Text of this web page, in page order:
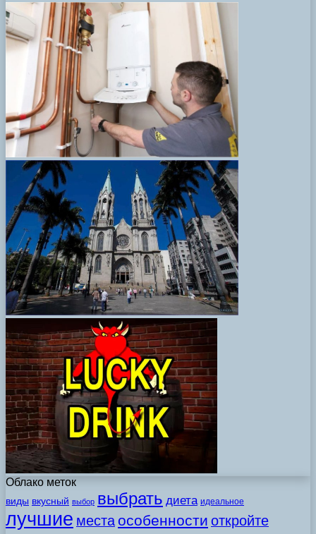
Облако меток
виды вкусный выбор выбрать диета идеальное
лучшие места особенности откройте